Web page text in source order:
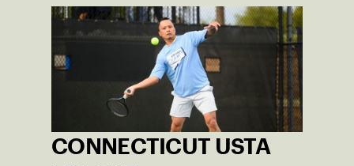
CONNECTICUT USTA